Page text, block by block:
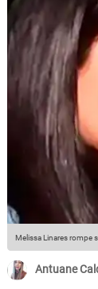
Melissa Linares rompe
Antuane